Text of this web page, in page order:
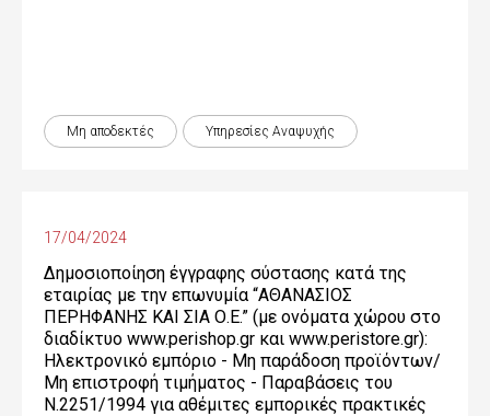
Μη αποδεκτές Υπηρεσίες Αναψυχής
17/04/2024
Δημοσιοποίηση έγγραφης σύστασης κατά της
εταιρίας με την επωνυμία “ΑΘΑΝΑΣΙΟΣ
ΠΕΡΗΦΑΝΗΣ ΚΑΙ ΣΙΑ Ο.Ε.” (με ονόματα χώρου στο
διαδίκτυο www.perishop.gr και www.peristore.gr):
Ηλεκτρονικό εμπόριο - Μη παράδοση προϊόντων/
Μη επιστροφή τιμήματος - Παραβάσεις του
Ν.2251/1994 για αθέμιτες εμπορικές πρακτικές